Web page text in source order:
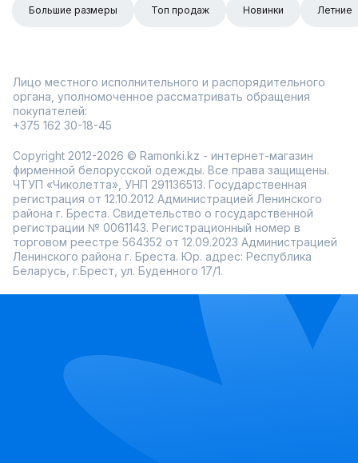
Большие размеры Топ продаж Новинки Летние
Лицо местного исполнительного и распорядительного
органа, уполномоченное рассматривать обращения
покупателей:
+375 162 30-18-45
Copyright 2012-2026 © Ramonki.kz - интернет-магазин
фирменной белорусской одежды. Все права защищены.
ЧТУП «Чиколетта», УНП 291136513. Государственная
регистрация от 12.10.2012 Администрацией Ленинского
района г. Бреста. Свидетельство о государственной
регистрации № 0061143. Регистрационный номер в
торговом реестре 564352 от 12.09.2023 Администрацией
Ленинского района г. Бреста. Юр. адрес: Республика
Беларусь, г.Брест, ул. Буденного 17/1.